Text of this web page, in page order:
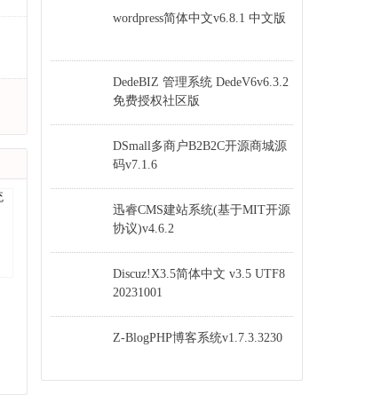
wordpress简体中文v6.8.1 中文版
DedeBIZ 管理系统 DedeV6v6.3.2
免费授权社区版
DSmall多商户B2B2C开源商城源
码v7.1.6
迅睿CMS建站系统(基于MIT开源
协议)v4.6.2
Discuz!X3.5简体中文 v3.5 UTF8
20231001
Z-BlogPHP博客系统v1.7.3.3230